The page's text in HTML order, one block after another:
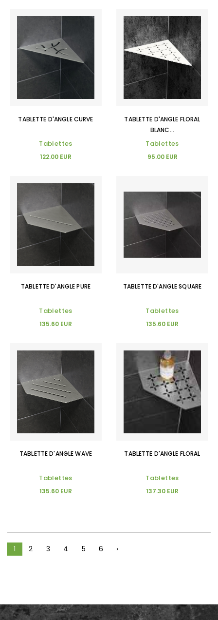
TABLETTE D'ANGLE CURVE
Tablettes
122.00 EUR
TABLETTE D'ANGLE FLORAL
BLANC...
Tablettes
95.00 EUR
TABLETTE D'ANGLE PURE
Tablettes
135.60 EUR
TABLETTE D'ANGLE SQUARE
Tablettes
135.60 EUR
TABLETTE D'ANGLE WAVE
Tablettes
135.60 EUR
TABLETTE D'ANGLE FLORAL
Tablettes
137.30 EUR
1 2 3 4 5 6 ›